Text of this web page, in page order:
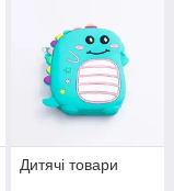
Дитячі товари